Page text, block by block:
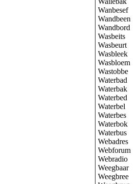
Wanbesef
Wandbeen
Wandbord
Wasbeits
Wasbeurt
Wasbleek
Wasbloem
Wastobbe
Waterbad
Waterbak
Waterbed
Waterbel
Waterbes
Waterbok
Waterbus
Webadres
Webforum
Webradio
Weegbaar
Weegbree